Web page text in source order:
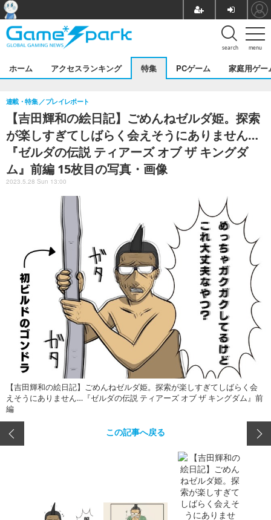
menu
search
ホーム アクセスランキング 特集 PCゲーム 家庭用ゲー
【吉田輝和の絵日記】ごめんねゼルダ姫。探索
が楽しすぎてしばらく会えそうにありません…
『ゼルダの伝説 ティアーズ オブ ザ キングダ
ム』前編 15枚目の写真・画像
連載・特集 プレイレポート
2023.5.28 Sun 13:00
【吉田輝和の絵日記】ごめんねゼルダ姫。探索が楽しすぎてしばらく会
えそうにありません…『ゼルダの伝説 ティアーズ オブ ザ キングダム』前
編
この記事へ戻る